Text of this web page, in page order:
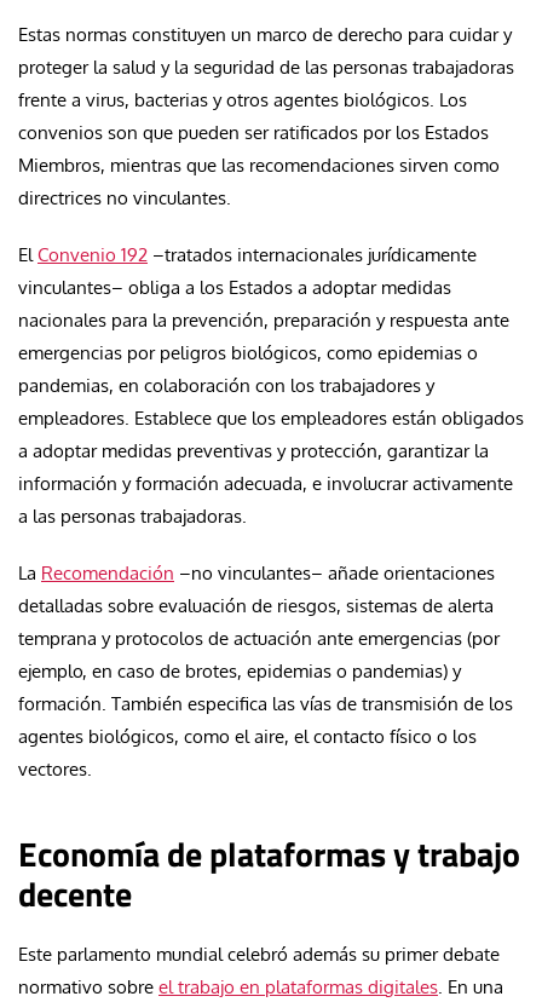
Estas normas constituyen un marco de derecho para cuidar y
proteger la salud y la seguridad de las personas trabajadoras
frente a virus, bacterias y otros agentes biológicos. Los
convenios son que pueden ser ratificados por los Estados
Miembros, mientras que las recomendaciones sirven como
directrices no vinculantes.
ElConvenio 192 –tratados internacionales jurídicamente
vinculantes– obliga a los Estados a adoptar medidas
nacionales para la prevención, preparación y respuesta ante
emergencias por peligros biológicos, como epidemias o
pandemias, en colaboración con los trabajadores y
empleadores. Establece que los empleadores están obligados
a adoptar medidas preventivas y protección, garantizar la
información y formación adecuada, e involucrar activamente
a las personas trabajadoras.
La Recomendación –no vinculantes– añade orientaciones
detalladas sobre evaluación de riesgos, sistemas de alerta
temprana y protocolos de actuación ante emergencias (por
ejemplo, en caso de brotes, epidemias o pandemias) y
formación. También especifica las vías de transmisión de los
agentes biológicos, como el aire, el contacto físico o los
vectores.
Economía de plataformas y trabajo
decente
Este parlamento mundial celebró además su primer debate
normativo sobre el trabajo en plataformas digitales. En una